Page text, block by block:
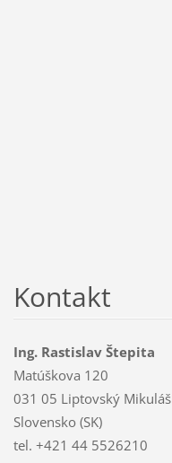
Kontakt
Ing. Rastislav Štepita
Matúškova 120
031 05 Liptovský Mikuláš
Slovensko (SK)
tel. +421 44 5526210